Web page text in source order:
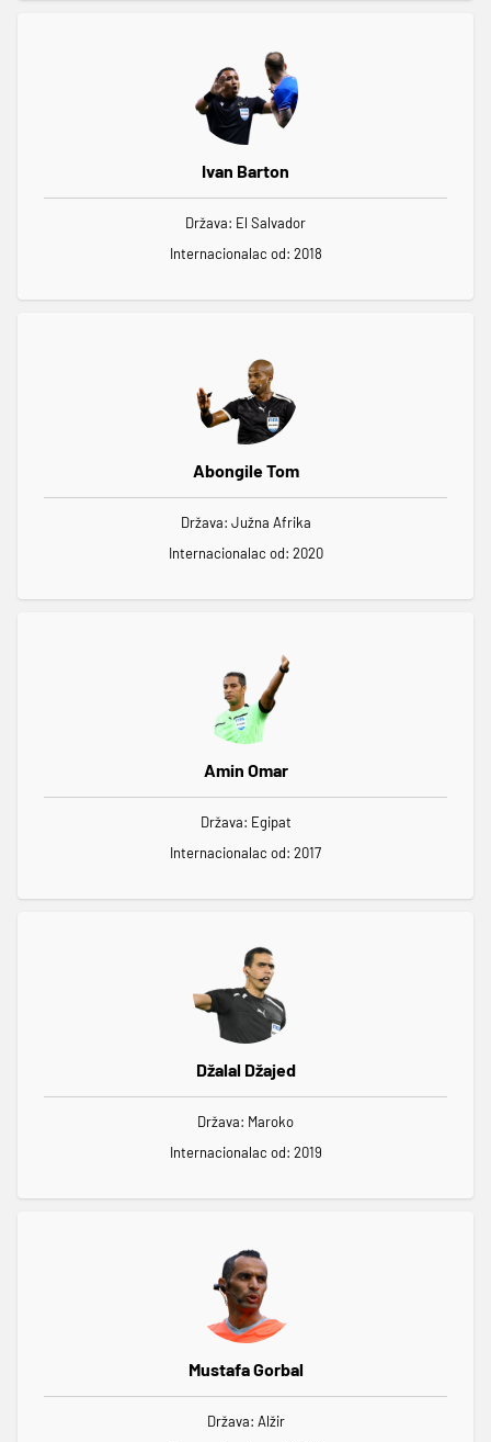
Ivan Barton
Država: El Salvador
Internacionalac od: 2018
Abongile Tom
Država: Južna Afrika
Internacionalac od: 2020
Amin Omar
Država: Egipat
Internacionalac od: 2017
Džalal Džajed
Država: Maroko
Internacionalac od: 2019
Mustafa Gorbal
Država: Alžir